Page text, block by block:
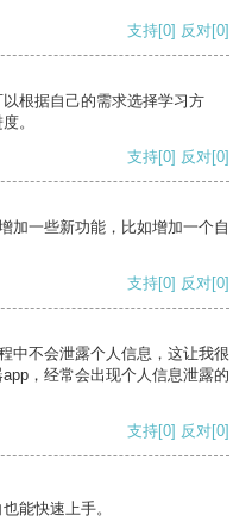
支持[0] 反对[0]
根据自己的需求选择学习方
。
支持[0] 反对[0]
加一些新功能，比如增加一个自
支持[0] 反对[0]
中不会泄露个人信息，这让我很
，经常会出现个人信息泄露的
支持[0] 反对[0]
能快速上手。